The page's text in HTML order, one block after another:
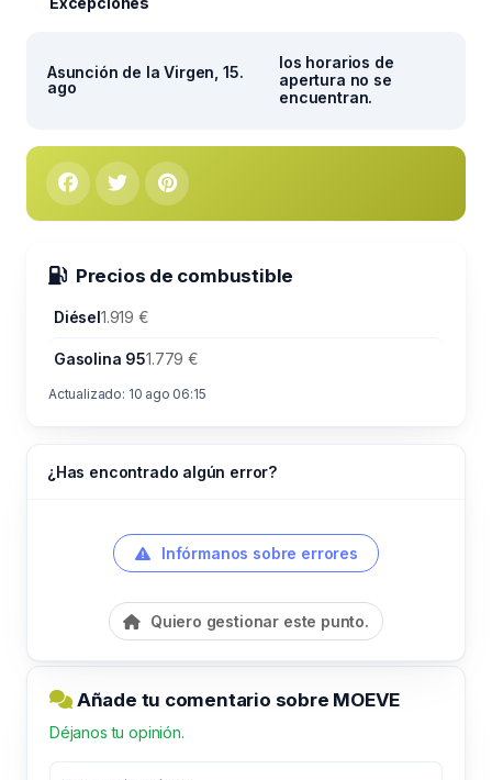
Asunción de la Virgen, 15.
ago
los horarios de
apertura no se
encuentran.
Precios de combustible
Diésel1.919 €
Gasolina 951.779 €
Actualizado: 10 ago 06:15
¿Has encontrado algún error?
Infórmanos sobre errores
Quiero gestionar este punto.
Añade tu comentario sobre MOEVE
Déjanos tu opinión.